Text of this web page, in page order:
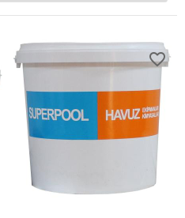
favorite_border